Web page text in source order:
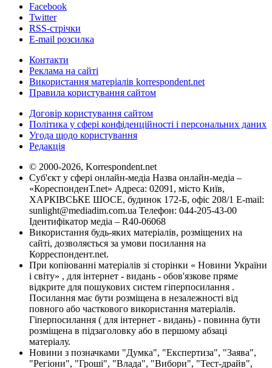
Facebook
Twitter
RSS-стрічки
E-mail розсилка
Контакти
Реклама на сайті
Використання матеріалів korrespondent.net
Правила користування сайтом
Договір користування сайтом
Політика у сфері конфіденційності і персональних даних
Угода щодо користування
Редакція
© 2000-2026, Korrespondent.net
Суб'єкт у сфері онлайн-медіа Назва онлайн-медіа –
«КореспонденТ.net» Адреса: 02091, місто Київ,
ХАРКІВСЬКЕ ШОСЕ, будинок 172-Б, офіс 208/1 E-mail:
sunlight@mediadim.com.ua Телефон: 044-205-43-00
Ідентифікатор медіа – R40-06068
Використання будь-яких матеріалів, розміщених на
сайті, дозволяється за умови посилання на
Корреспондент.net.
При копіюванні матеріалів зі сторінки « Новини України
і світу» , для інтернет - видань - обов'язкове пряме
відкрите для пошукових систем гіперпосилання .
Посилання має бути розміщена в незалежності від
повного або часткового використання матеріалів.
Гіперпосилання ( для інтернет - видань) - повинна бути
розміщена в підзаголовку або в першому абзаці
матеріалу.
Новини з позначками "Думка", "Експертиза", "Заява",
"Регіони", "Гроші", "Влада", "Вибори", "Тест-драйв",